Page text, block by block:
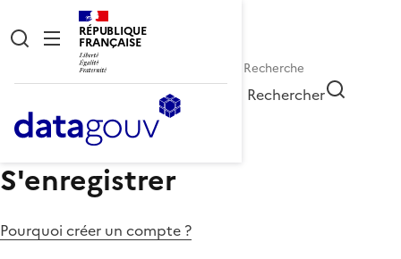
RÉPUBLIQUE
FRANÇAISE
Rechercher
S'enregistrer
Pourquoi créer un compte ?